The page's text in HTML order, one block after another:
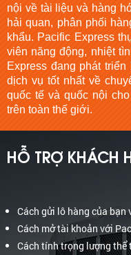
nội về tài liệu và hàng
hải quan, phân phối
khẩu. Pacific Express
viên năng động, nhiệt
Express đang phát
dịch vụ tốt nhất về
quốc tế và quốc nội
trên toàn thế giới.
HỖ TRỢ KHÁCH
Cách gửi lô hàng của bạn
Cách mở tài khoản với
Cách tính trọng lượng thể